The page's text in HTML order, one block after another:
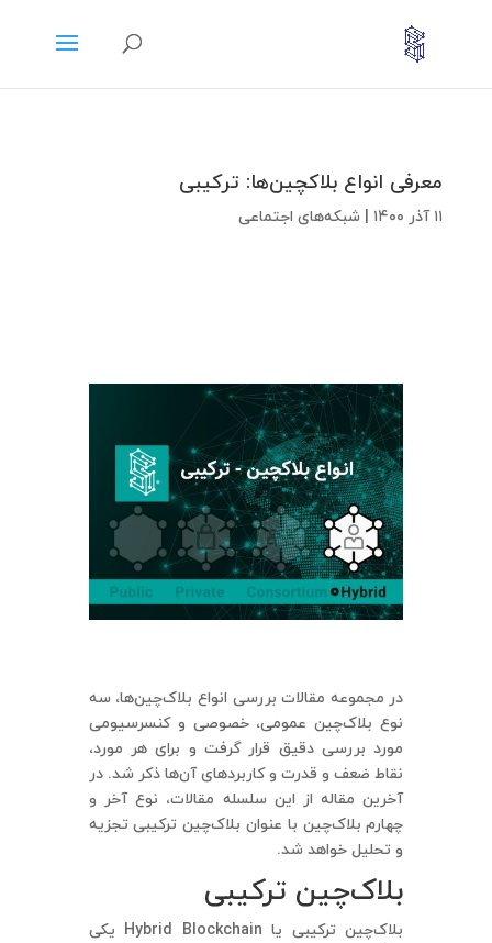
معرفی انواع بلاکچین‌ها: ترکیبی
۱۱ آذر ۱۴۰۰ شبکه‌های اجتماعی
در مجموعه مقالات بررسی انواع بلاک‌چین‌ها، سه
نوع بلاک‌چین عمومی، خصوصی و کنسرسیومی
مورد بررسی دقیق قرار گرفت و برای هر مورد،
نقاط ضعف و قدرت و کاربردهای آن‌ها ذکر شد. در
آخرین مقاله از این سلسله مقالات، نوع آخر و
چهارم بلاک‌چین با عنوان بلاک‌چین ترکیبی تجزیه
و تحلیل خواهد شد.
بلاک‌چین ترکیبی
بلاک‌چین ترکیبی یا Hybrid Blockchain یکی